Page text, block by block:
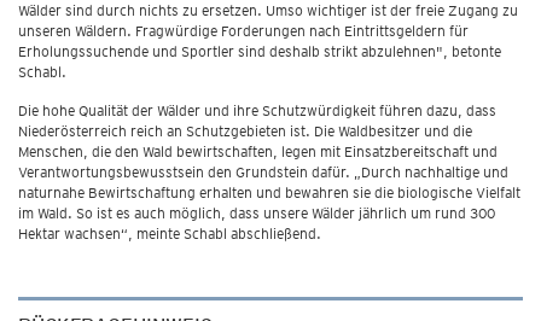
Wälder sind durch nichts zu ersetzen. Umso wichtiger ist der freie Zugang zu
unseren Wäldern. Fragwürdige Forderungen nach Eintrittsgeldern für
Erholungssuchende und Sportler sind deshalb strikt abzulehnen", betonte
Schabl.
Die hohe Qualität der Wälder und ihre Schutzwürdigkeit führen dazu, dass
Niederösterreich reich an Schutzgebieten ist. Die Waldbesitzer und die
Menschen, die den Wald bewirtschaften, legen mit Einsatzbereitschaft und
Verantwortungsbewusstsein den Grundstein dafür. „Durch nachhaltige und
naturnahe Bewirtschaftung erhalten und bewahren sie die biologische Vielfalt
im Wald. So ist es auch möglich, dass unsere Wälder jährlich um rund 300
Hektar wachsen“, meinte Schabl abschließend.